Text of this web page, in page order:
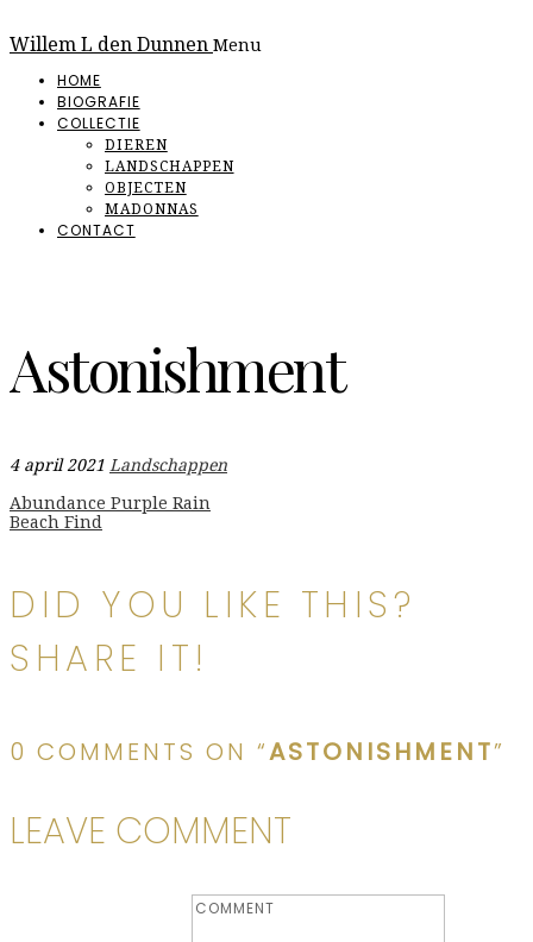
Willem L den Dunnen Menu
HOME
BIOGRAFIE
COLLECTIE
DIEREN
LANDSCHAPPEN
OBJECTEN
MADONNAS
CONTACT
Astonishment
4 april 2021 Landschappen
Bericht
navigatie
Abundance Purple Rain
Beach Find
DID YOU LIKE THIS?
SHARE IT!
0 COMMENTS ON “ASTONISHMENT”
LEAVE COMMENT